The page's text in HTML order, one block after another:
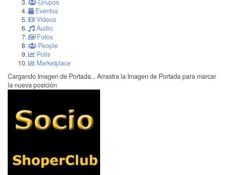
Grupos
Eventos
Videos
Audio
Fotos
People
Polls
Marketplace
Cargando Imagen de Portada... Arrastra la Imagen de Portada para marcar
la nueva posición